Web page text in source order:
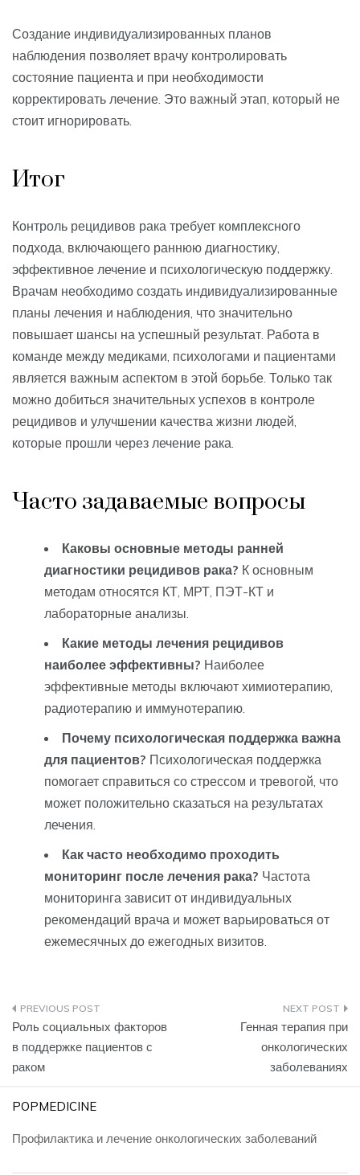
Создание индивидуализированных планов
наблюдения позволяет врачу контролировать
состояние пациента и при необходимости
корректировать лечение. Это важный этап, который не
стоит игнорировать.
Итог
Контроль рецидивов рака требует комплексного
подхода, включающего раннюю диагностику,
эффективное лечение и психологическую поддержку.
Врачам необходимо создать индивидуализированные
планы лечения и наблюдения, что значительно
повышает шансы на успешный результат. Работа в
команде между медиками, психологами и пациентами
является важным аспектом в этой борьбе. Только так
можно добиться значительных успехов в контроле
рецидивов и улучшении качества жизни людей,
которые прошли через лечение рака.
Часто задаваемые вопросы
Каковы основные методы ранней
диагностики рецидивов рака? К основным
методам относятся КТ, МРТ, ПЭТ-КТ и
лабораторные анализы.
Какие методы лечения рецидивов
наиболее эффективны? Наиболее
эффективные методы включают химиотерапию,
радиотерапию и иммунотерапию.
Почему психологическая поддержка важна
для пациентов? Психологическая поддержка
помогает справиться со стрессом и тревогой, что
может положительно сказаться на результатах
лечения.
Как часто необходимо проходить
мониторинг после лечения рака? Частота
мониторинга зависит от индивидуальных
рекомендаций врача и может варьироваться от
ежемесячных до ежегодных визитов.
Навигация
по
записям
Роль социальных факторов
в поддержке пациентов с
раком
Генная терапия при
онкологических
заболеваниях
POPMEDICINE
Профилактика и лечение онкологических заболеваний